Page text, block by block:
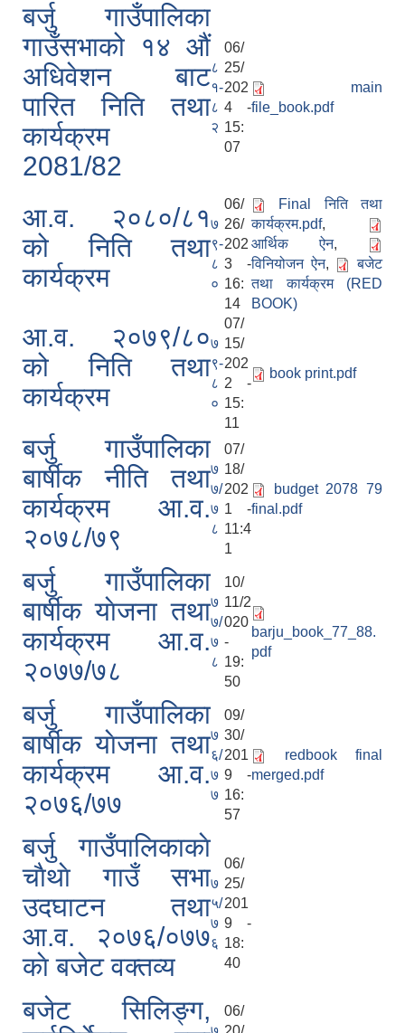
बर्जु गाउँपालिका
गाउँसभाको १४ औं
अधिवेशन बाट
पारित निति तथा
कार्यक्रम
2081/82
८
१-
८
२
06/
25/
202
4 -
15:
07
main
file_book.pdf
आ.व. २०८०/८१
को निति तथा
कार्यक्रम
७
९-
८
०
06/
26/
202
3 -
16:
14
Final निति तथा
कार्यक्रम.pdf,
आर्थिक ऐन,
विनियोजन ऐन,
बजेट
तथा कार्यक्रम (RED
BOOK)
आ.व. २०७९/८०
को निति तथा
कार्यक्रम
७
९-
८
०
07/
15/
202
2 -
15:
11
book print.pdf
बर्जु गाउँपालिका
बार्षीक नीति तथा
कार्यक्रम आ.व.
२०७८/७९
७
७/
७
८
07/
18/
202
1 -
11:4
1
budget 2078 79
final.pdf
बर्जु गाउँपालिका
बार्षीक याेजना तथा
कार्यक्रम आ.व.
२०७७/७८
७
७/
७
८
10/
11/2
020
-
19:
50
barju_book_77_88.
pdf
बर्जु गाउँपालिका
बार्षीक याेजना तथा
कार्यक्रम आ.व.
२०७६/७७
७
६/
७
७
09/
30/
201
9 -
16:
57
redbook final
merged.pdf
बर्जु गाउँपालिकाकाे
चाैथाे गाउँ सभा
उदघाटन तथा
आ.व. २०७६/०७७
काे बजेट वक्तव्य
७
५/
७
६
06/
25/
201
9 -
18:
40
बजेट सिलिङ्ग,
06/